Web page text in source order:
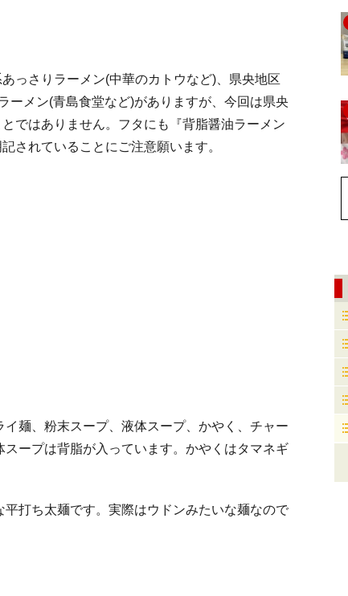
っさりラーメン(中華のカトウなど)、県央地区
ーメン(青島食堂など)がありますが、今回は県央
ではありません。フタにも『背脂醤油ラーメン
されていることにご注意願います。
イ麺、粉末スープ、液体スープ、かやく、チャー
スープは背脂が入っています。かやくはタマネギ
平打ち太麺です。実際はウドンみたいな麺なので